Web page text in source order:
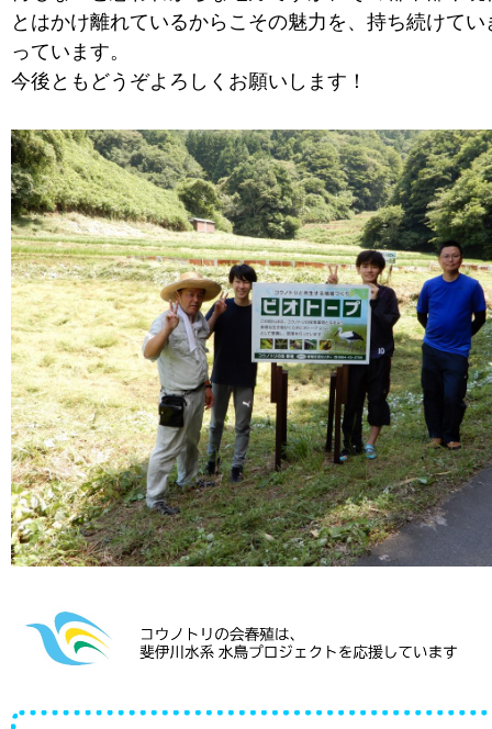
とはかけ離れているからこその魅力を、持ち続けてい
っています。
今後ともどうぞよろしくお願いします！